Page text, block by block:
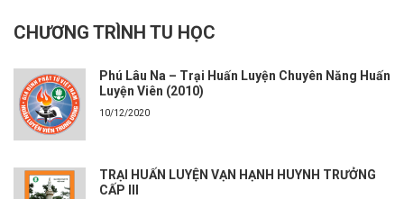
CHƯƠNG TRÌNH TU HỌC
Phú Lâu Na – Trại Huấn Luyện Chuyên Năng Huấn
Luyện Viên (2010)
10/12/2020
TRẠI HUẤN LUYỆN VẠN HẠNH HUYNH TRƯỞNG
CẤP III